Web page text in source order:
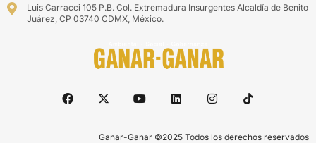
Luis Carracci 105 P.B. Col. Extremadura Insurgentes Alcaldía de Benito
Juárez, CP 03740 CDMX, México.
Ganar-Ganar ©2025 Todos los derechos reservados